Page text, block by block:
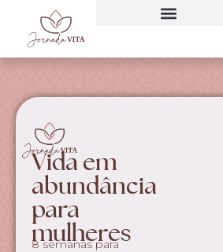
Vida em
abundância
para
mulheres
8 semanas para